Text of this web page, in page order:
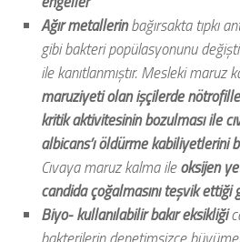
Ağır metallerinbağırsakta tıpkı
gibi bakteri popülasyonunu
ile kanıtlanmıştır. Mesleki maruz
maruziyeti olan işçilerde
kritik aktivitesinin bozulması ile
albicans’ı öldürme kabiliyetlerini
Cıvaya maruz kalma ileoksijen
candida çoğalmasını teşvik ettiği
Biyo- kullanılabilir bakır eksikliği